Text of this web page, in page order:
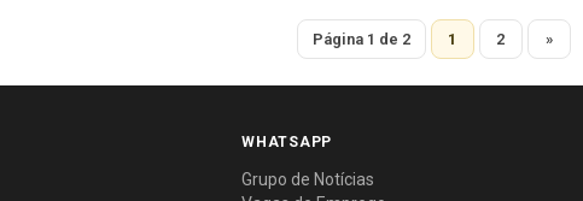
Página 1 de 2 1 2 »
WHATSAPP
Grupo de Notícias